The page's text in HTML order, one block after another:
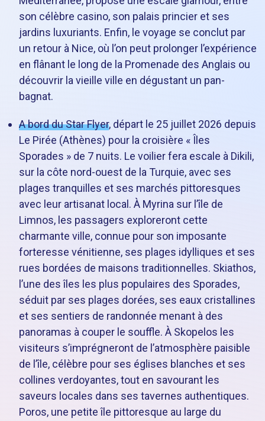
son célèbre casino, son palais princier et ses
jardins luxuriants. Enfin, le voyage se conclut par
un retour à Nice, où l’on peut prolonger l’expérience
en flânant le long de la Promenade des Anglais ou
découvrir la vieille ville en dégustant un pan-
bagnat.
A bord du Star Flyer, départ le 25 juillet 2026 depuis
Le Pirée (Athènes) pour la croisière « Îles
Sporades » de 7 nuits. Le voilier fera escale à Dikili,
sur la côte nord-ouest de la Turquie, avec ses
plages tranquilles et ses marchés pittoresques
avec leur artisanat local. À Myrina sur l’île de
Limnos, les passagers exploreront cette
charmante ville, connue pour son imposante
forteresse vénitienne, ses plages idylliques et ses
rues bordées de maisons traditionnelles. Skiathos,
l’une des îles les plus populaires des Sporades,
séduit par ses plages dorées, ses eaux cristallines
et ses sentiers de randonnée menant à des
panoramas à couper le souffle. À Skopelos les
visiteurs s’imprégneront de l’atmosphère paisible
de l’île, célèbre pour ses églises blanches et ses
collines verdoyantes, tout en savourant les
saveurs locales dans ses tavernes authentiques.
Poros, une petite île pittoresque au large du